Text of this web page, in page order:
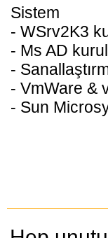
Sistem
- WSrv2K3
- Ms AD
-
- VmWare &
- Sun